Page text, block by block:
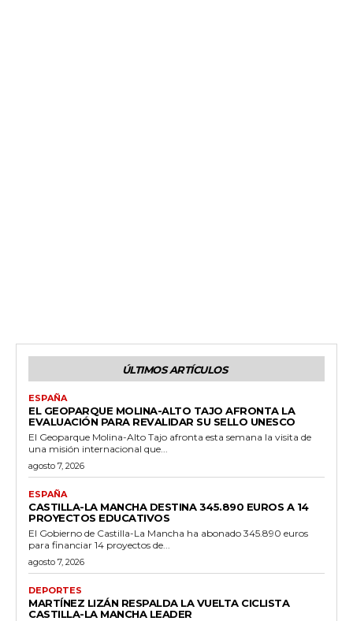
ÚLTIMOS ARTÍCULOS
ESPAÑA
EL GEOPARQUE MOLINA-ALTO TAJO AFRONTA LA
EVALUACIÓN PARA REVALIDAR SU SELLO UNESCO
El Geoparque Molina-Alto Tajo afronta esta semana la visita de
una misión internacional que...
agosto 7, 2026
ESPAÑA
CASTILLA-LA MANCHA DESTINA 345.890 EUROS A 14
PROYECTOS EDUCATIVOS
El Gobierno de Castilla-La Mancha ha abonado 345.890 euros
para financiar 14 proyectos de...
agosto 7, 2026
DEPORTES
MARTÍNEZ LIZÁN RESPALDA LA VUELTA CICLISTA
CASTILLA-LA MANCHA LEADER